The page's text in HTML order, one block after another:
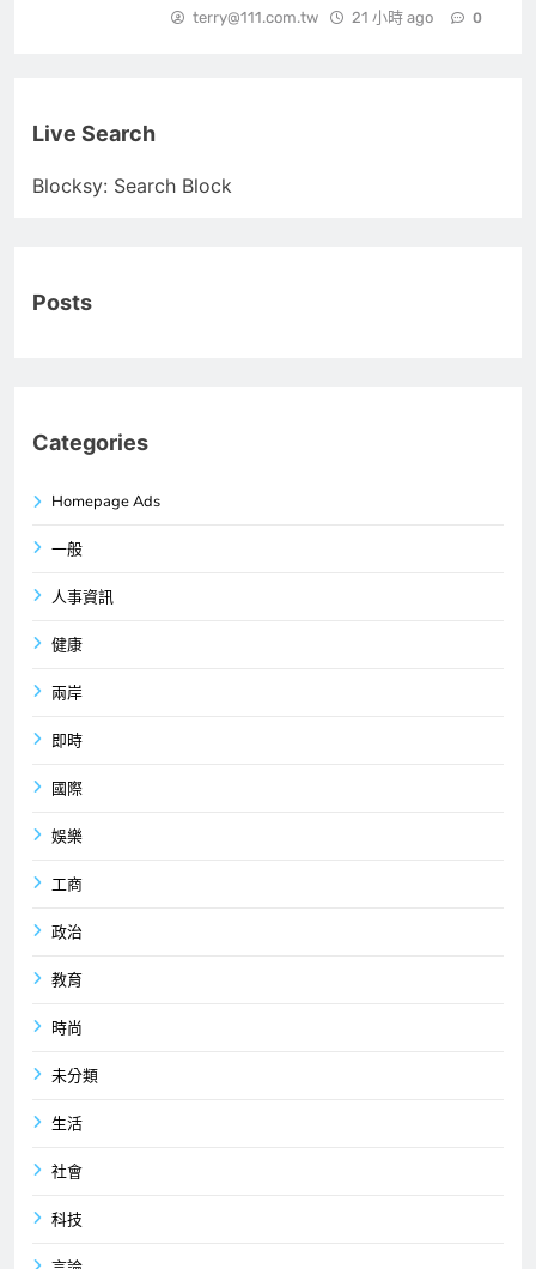
terry@111.com.tw 21 小時 ago 0
Live Search
Blocksy: Search Block
Posts
Categories
Homepage Ads
一般
人事資訊
健康
兩岸
即時
國際
娛樂
工商
政治
教育
時尚
未分類
生活
社會
科技